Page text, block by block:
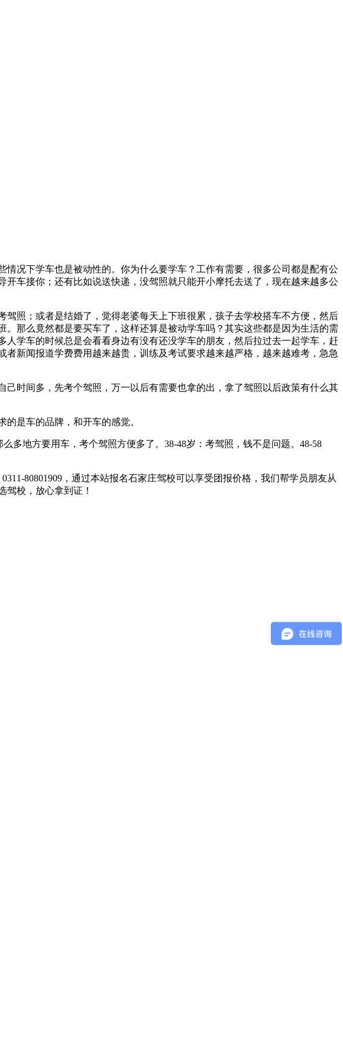
况下学车也是被动性的。你为什么要学车？工作有需要，很多公司都是配有公
车接你；还有比如说送快递，没驾照就只能开小摩托去送了，现在越来越多公
照；或者是结婚了，觉得老婆每天上下班很累，孩子去学校搭车不方便，然后
那么竟然都是要买车了，这样还算是被动学车吗？其实这些都是因为生活的需
学车的时候总是会看看身边有没有还没学车的朋友，然后拉过去一起学车，赶
新闻报道学费费用越来越贵，训练及考试要求越来越严格，越来越难考，急急
时间多，先考个驾照，万一以后有需要也拿的出，拿了驾照以后政策有什么其
是车的品牌，和开车的感觉。
多地方要用车，考个驾照方便多了。38-48岁：考驾照，钱不是问题。48-58
80801909，通过本站报名石家庄驾校可以享受团报价格，我们帮学员朋友从
驾校，放心拿到证！